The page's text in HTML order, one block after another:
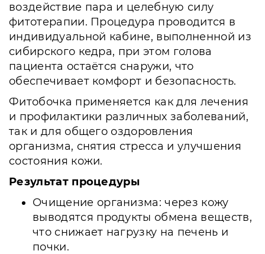
воздействие пара и целебную силу
фитотерапии. Процедура проводится в
индивидуальной кабине, выполненной из
сибирского кедра, при этом голова
пациента остаётся снаружи, что
обеспечивает комфорт и безопасность.
Фитобочка применяется как для лечения
и профилактики различных заболеваний,
так и для общего оздоровления
организма, снятия стресса и улучшения
состояния кожи.
Результат процедуры
Очищение организма: через кожу
выводятся продукты обмена веществ,
что снижает нагрузку на печень и
почки.